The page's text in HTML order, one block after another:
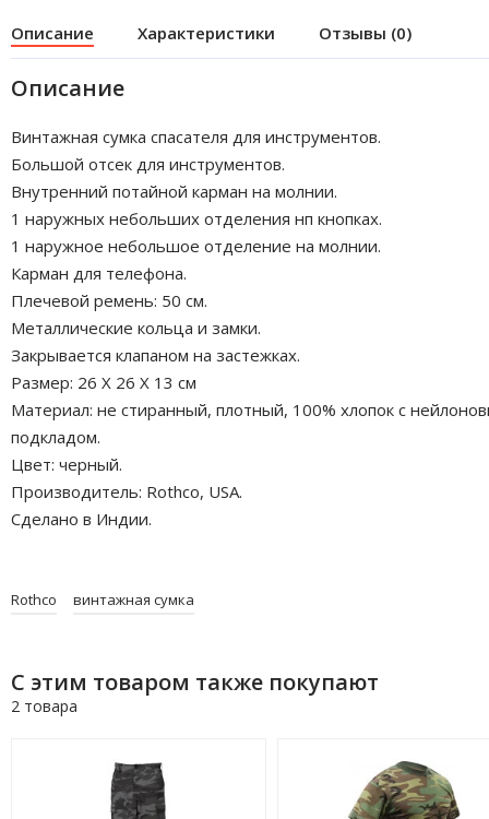
Описание Характеристики Отзывы (0)
Описание
Винтажная сумка спасателя для инструментов.
Большой отсек для инструментов.
Внутренний потайной карман на молнии.
1 наружных небольших отделения нп кнопках.
1 наружное небольшое отделение на молнии.
Карман для телефона.
Плечевой ремень: 50 см.
Металлические кольца и замки.
Закрывается клапаном на застежках.
Размер: 26 X 26 X 13 см
Материал: не стиранный, плотный, 100% хлопок с
подкладом.
Цвет: черный.
Производитель: Rothco, USA.
Сделано в Индии.
Rothco винтажная сумка
С этим товаром также покупают
2 товара